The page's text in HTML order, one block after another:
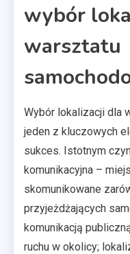
wybór
warsztatu
Wybór lokalizacji dla
jeden z kluczowych
sukces. Istotnym
komunikacyjna –
skomunikowane
przyjeżdżających
komunikacją
ruchu w okolicy;